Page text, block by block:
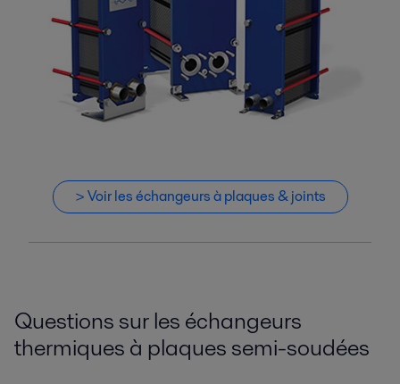
> Voir les échangeurs à plaques & joints
Questions sur les échangeurs
thermiques à plaques semi-soudées